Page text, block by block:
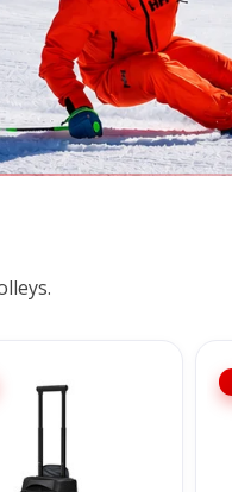
Roller Bag Carry-On
40L - Black Out
AAN WINKELWAGEN